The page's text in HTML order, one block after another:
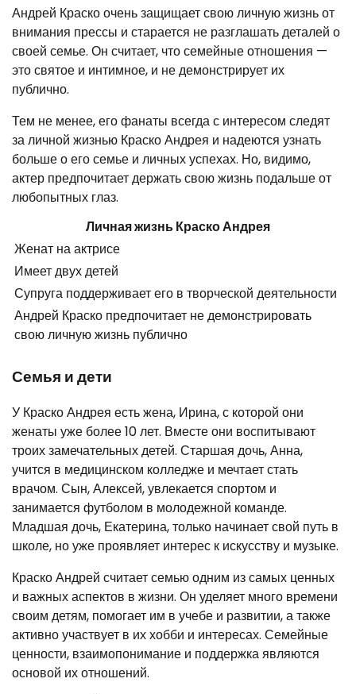
Андрей Краско очень защищает свою личную жизнь от
внимания прессы и старается не разглашать деталей о
своей семье. Он считает, что семейные отношения —
это святое и интимное, и не демонстрирует их
публично.
Тем не менее, его фанаты всегда с интересом следят
за личной жизнью Краско Андрея и надеются узнать
больше о его семье и личных успехах. Но, видимо,
актер предпочитает держать свою жизнь подальше от
любопытных глаз.
Личная жизнь Краско Андрея
Женат на актрисе
Имеет двух детей
Супруга поддерживает его в творческой деятельности
Андрей Краско предпочитает не демонстрировать
свою личную жизнь публично
Семья и дети
У Краско Андрея есть жена, Ирина, с которой они
женаты уже более 10 лет. Вместе они воспитывают
троих замечательных детей. Старшая дочь, Анна,
учится в медицинском колледже и мечтает стать
врачом. Сын, Алексей, увлекается спортом и
занимается футболом в молодежной команде.
Младшая дочь, Екатерина, только начинает свой путь в
школе, но уже проявляет интерес к искусству и музыке.
Краско Андрей считает семью одним из самых ценных
и важных аспектов в жизни. Он уделяет много времени
своим детям, помогает им в учебе и развитии, а также
активно участвует в их хобби и интересах. Семейные
ценности, взаимопонимание и поддержка являются
основой их отношений.